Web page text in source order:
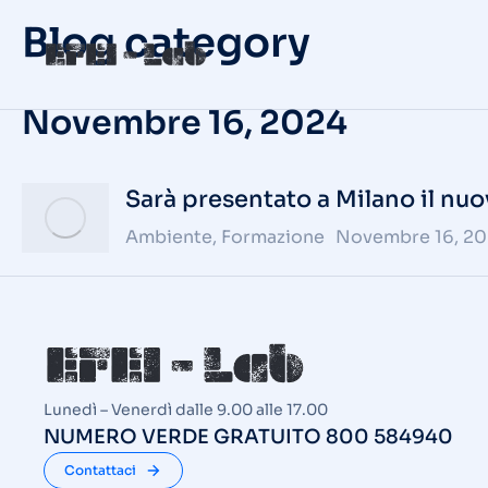
Blog category
Novembre 16, 2024
Sarà presentato a Milano il
Ambiente, Formazione Novembre 16,
Lunedì – Venerdì dalle 9.00 alle 17.00
NUMERO VERDE GRATUITO 800 584940
Contattaci